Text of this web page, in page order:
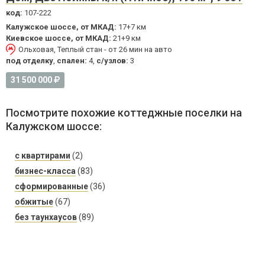
код: 107-222
Калужское шоссе, от МКАД: 17+7 км
Киевское шоссе, от МКАД: 21+9 км
Ольховая, Теплый стан - от 26 мин на авто
под отделку спален: 4, с/узлов: 3
31 500 000
Посмотрите похожие коттеджные поселки на
Калужском шоссе:
с квартирами (2)
бизнес-класса (83)
сформированные(36)
обжитые(67)
без таунхаусов(89)